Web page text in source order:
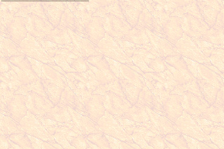
¯¯¯¯¯¯¯¯¯¯¯¯¯¯¯¯¯¯¯¯¯¯¯¯